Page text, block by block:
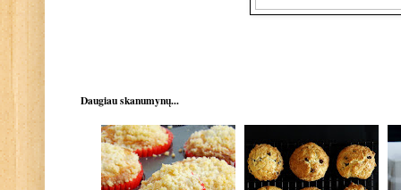
Daugiau skanumynų...